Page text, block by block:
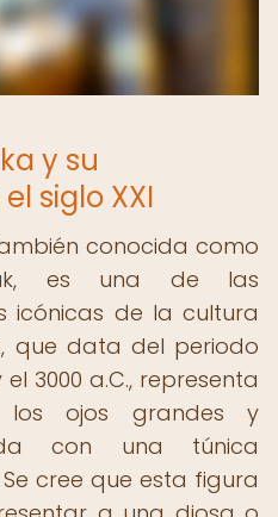
y su
siglo XXI
conocida como
es una de las
icónicas de la cultura
que data del periodo
3000 a.C., representa
ojos grandes y
con una túnica
cree que esta figura